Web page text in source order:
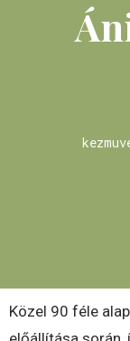
Közel 90 féle